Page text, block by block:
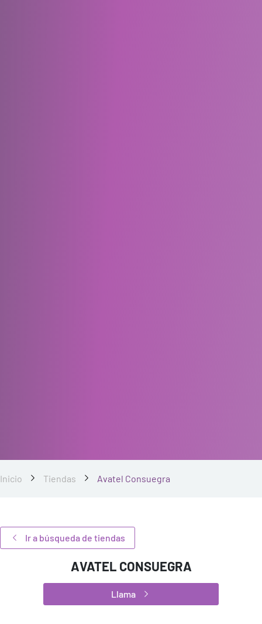
Inicio Tiendas Avatel Consuegra
Ir a búsqueda de tiendas
AVATEL CONSUEGRA
Llama